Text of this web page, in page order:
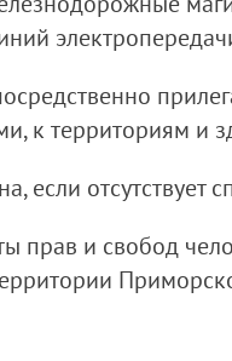
к территориям и
если
прав и свобод